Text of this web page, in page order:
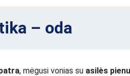
– oda
, mėgusi vonias su asilės